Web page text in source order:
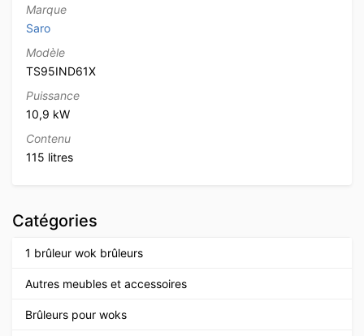
Marque
Saro
Modèle
TS95IND61X
Puissance
10,9 kW
Contenu
115 litres
Catégories
1 brûleur wok brûleurs
Autres meubles et accessoires
Brûleurs pour woks